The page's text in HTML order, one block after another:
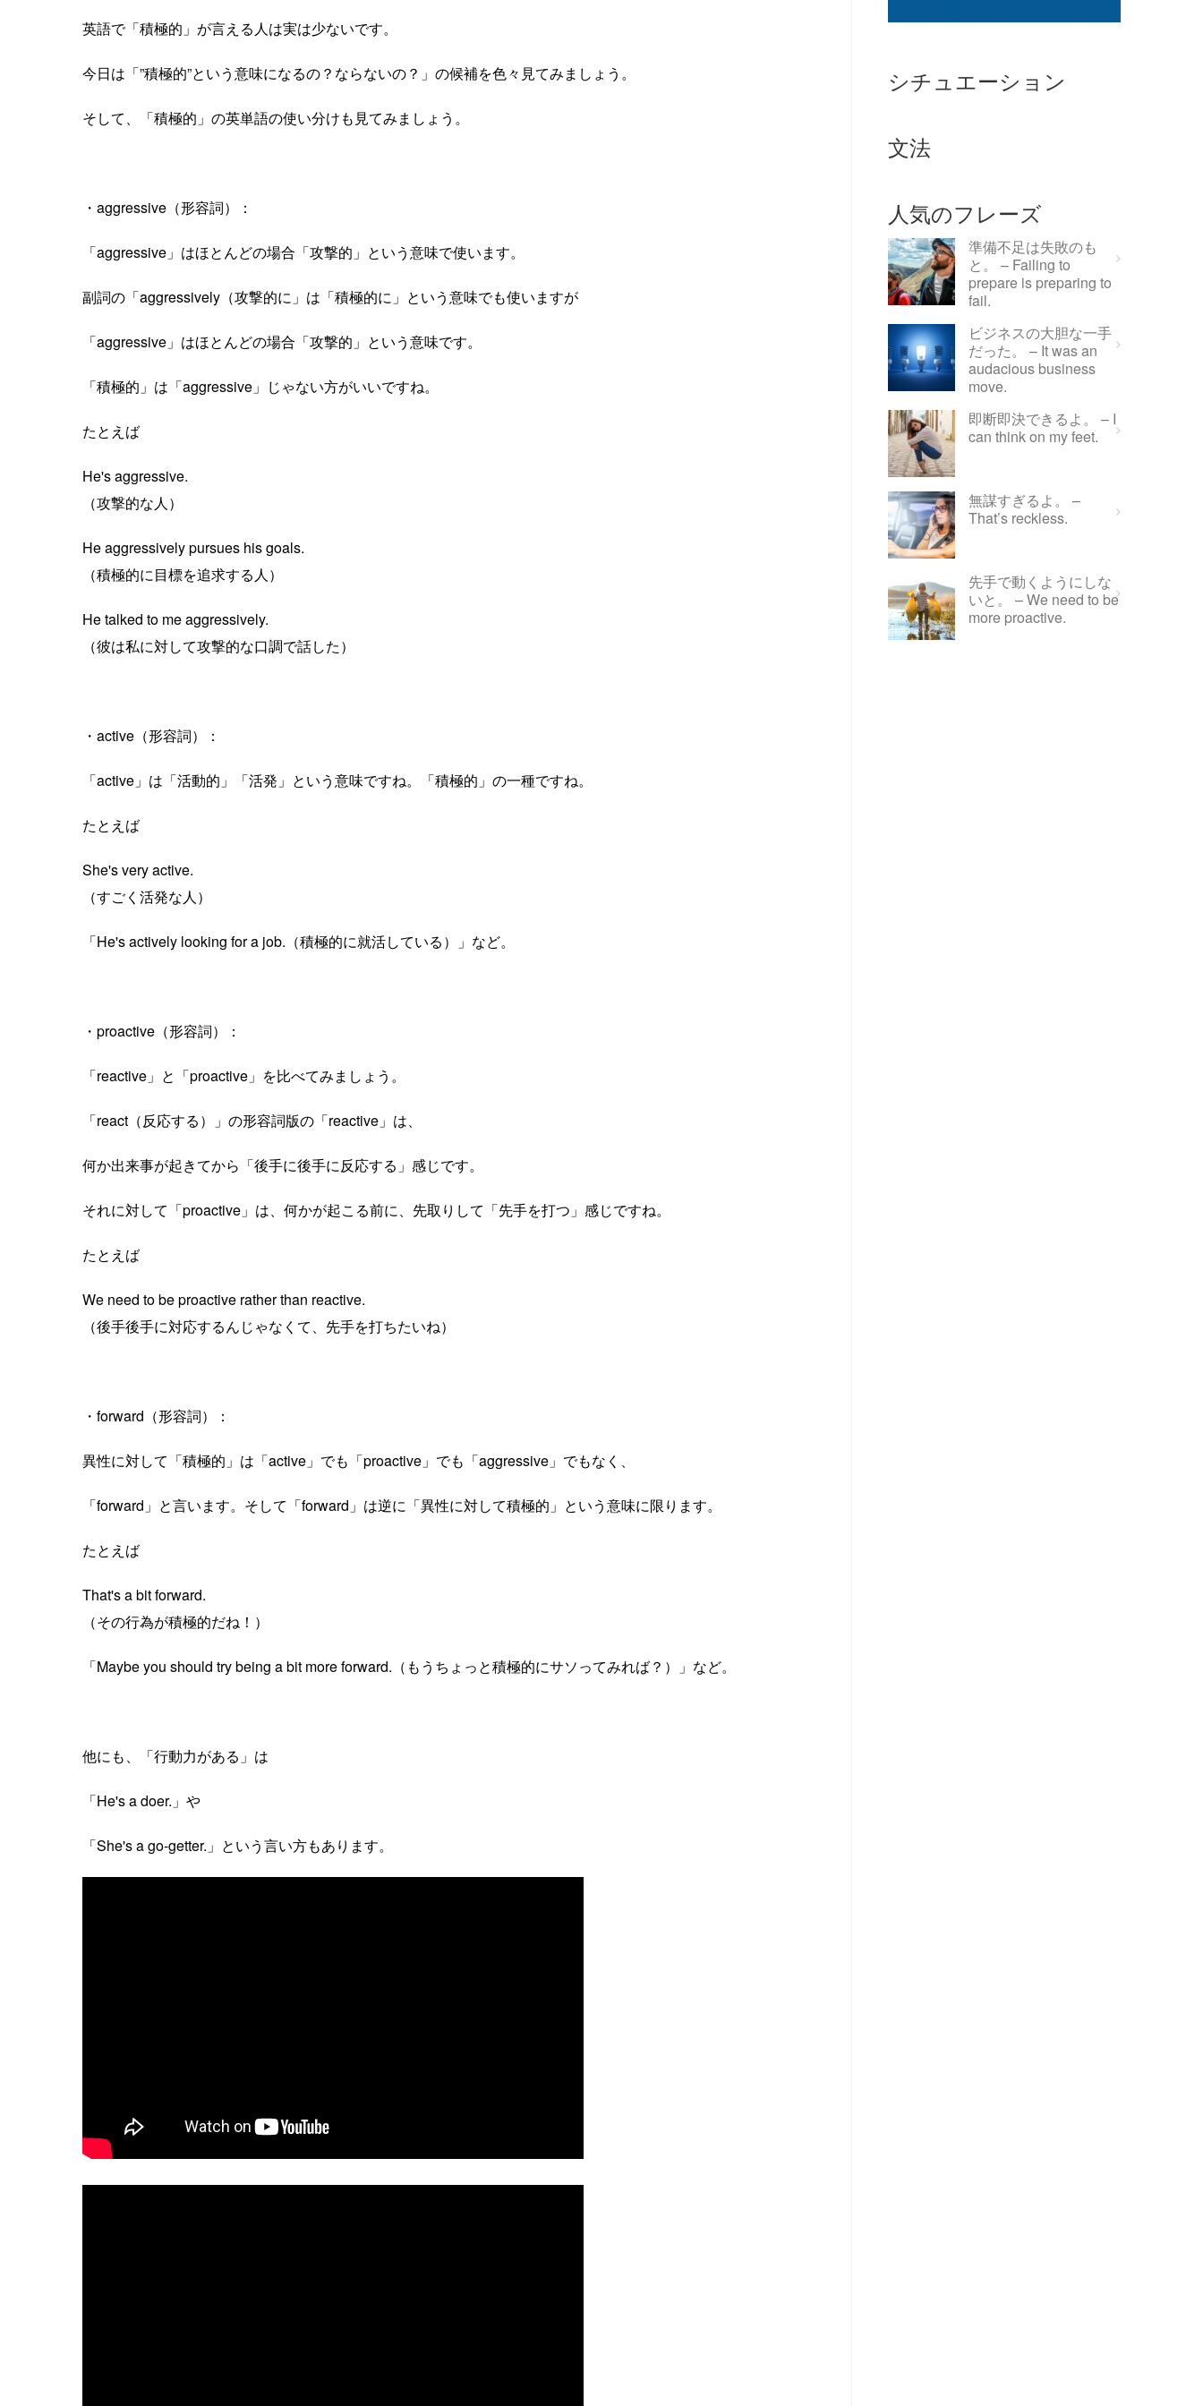
英語で「積極的」が言える人は実は少ないです。
今日は「”積極的”という意味になるの？ならないの？」の候補を色々見てみましょう。
そして、「積極的」の英単語の使い分けも見てみましょう。
・aggressive（形容詞）：
「aggressive」はほとんどの場合「攻撃的」という意味で使います。
副詞の「aggressively（攻撃的に」は「積極的に」という意味でも使いますが
「aggressive」はほとんどの場合「攻撃的」という意味です。
「積極的」は「aggressive」じゃない方がいいですね。
たとえば
He's aggressive.
（攻撃的な人）
He aggressively pursues his goals.
（積極的に目標を追求する人）
He talked to me aggressively.
（彼は私に対して攻撃的な口調で話した）
・active（形容詞）：
「active」は「活動的」「活発」という意味ですね。「積極的」の一種ですね。
たとえば
She's very active.
（すごく活発な人）
「He's actively looking for a job.（積極的に就活している）」など。
・proactive（形容詞）：
「reactive」と「proactive」を比べてみましょう。
「react（反応する）」の形容詞版の「reactive」は、
何か出来事が起きてから「後手に後手に反応する」感じです。
それに対して「proactive」は、何かが起こる前に、先取りして「先手を打つ」感じですね。
たとえば
We need to be proactive rather than reactive.
（後手後手に対応するんじゃなくて、先手を打ちたいね）
・forward（形容詞）：
異性に対して「積極的」は「active」でも「proactive」でも「aggressive」でもなく、
「forward」と言います。そして「forward」は逆に「異性に対して積極的」という意味に限ります。
たとえば
That's a bit forward.
（その行為が積極的だね！）
「Maybe you should try being a bit more forward.（もうちょっと積極的にサソってみれば？）」など。
他にも、「行動力がある」は
「He's a doer.」や
「She's a go-getter.」という言い方もあります。
シチュエーション
文法
人気のフレーズ
準備不足は失敗のも
と。 – Failing to
prepare is preparing to
fail.
ビジネスの大胆な一手
だった。 – It was an
audacious business
move.
即断即決できるよ。 – I
can think on my feet.
無謀すぎるよ。 –
That’s reckless.
先手で動くようにしな
いと。 – We need to be
more proactive.